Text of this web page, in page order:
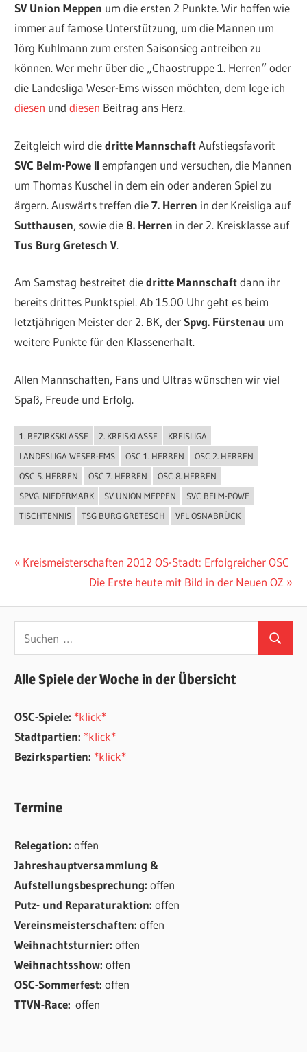
SV Union Meppen um die ersten 2 Punkte. Wir hoffen wie
immer auf famose Unterstützung, um die Mannen um
Jörg Kuhlmann zum ersten Saisonsieg antreiben zu
können. Wer mehr über die „Chaostruppe 1. Herren“ oder
die Landesliga Weser-Ems wissen möchten, dem lege ich
diesen unddiesen Beitrag ans Herz.
Zeitgleich wird diedritte MannschaftAufstiegsfavorit
SVC Belm-Powe IIempfangen und versuchen, die Mannen
um Thomas Kuschel in dem ein oder anderen Spiel zu
ärgern. Auswärts treffen die7. Herren in der Kreisliga auf
Sutthausen, sowie die 8. Herren in der 2. Kreisklasse auf
Tus Burg Gretesch V.
Am Samstag bestreitet diedritte Mannschaftdann ihr
bereits drittes Punktspiel. Ab 15.00 Uhr geht es beim
letztjährigen Meister der 2. BK, derSpvg. Fürstenau um
weitere Punkte für den Klassenerhalt.
Allen Mannschaften, Fans und Ultras wünschen wir viel
Spaß, Freude und Erfolg.
ALLGEMEIN
1. BEZIRKSKLASSE 2. KREISKLASSE
KREISLIGA
LANDESLIGA WESER-EMS
OSC 1. HERREN
OSC 2. HERREN
OSC 5. HERREN
OSC 7. HERREN
OSC 8. HERREN
SPVG. NIEDERMARK
SV UNION MEPPEN
SVC BELM-POWE
TISCHTENNIS
TSG BURG GRETESCH VFL OSNABRÜCK
Beitragsnavigation
Vorheriger
Kreismeisterschaften 2012 OS-Stadt: Erfolgreicher OSC
Nächster
Die Erste heute mit Bild in der Neuen OZ
Suchen
nach:
Suchen
Alle Spiele der Woche in der Übersicht
OSC-Spiele: *klick*
Stadtpartien: *klick*
Bezirkspartien: *klick*
Termine
Relegation:offen
Jahreshauptversammlung &
Aufstellungsbesprechung:offen
Putz- und Reparaturaktion:offen
Vereinsmeisterschaften:offen
Weihnachtsturnier:offen
Weihnachtsshow:offen
OSC-Sommerfest:offen
TTVN-Race:offen